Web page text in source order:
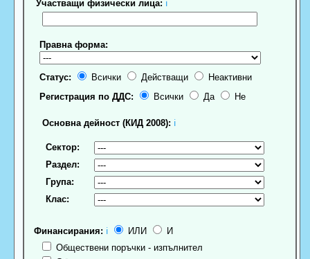
Участващи физически лица: ℹ
Правна форма:
Статус: Всички Действащи
Неактивни
Регистрация по ДДС:
Всички Да Не
Основна дейност (КИД 2008): ℹ
Сектор:
Раздел:
Група:
Клас:
Финансирания: ℹ ИЛИ
И
Обществени поръчки - изпълнител